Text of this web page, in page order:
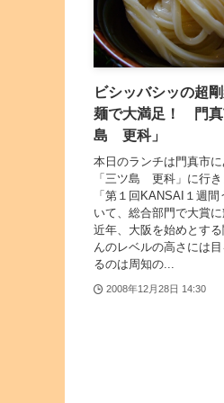
ビシッバシッの超
麺で大満足！ 門
島 更科」
本日のランチは門真市
「三ツ島 更科」に行
「第１回KANSAI１週
いて、総合部門で大賞
近年、大阪を始めとす
んのレベルの高さには
るのは周知の...
2008年12月28日 14:30